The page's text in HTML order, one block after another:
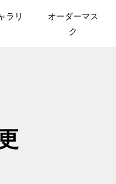
ラリ
オーダーマス
ク